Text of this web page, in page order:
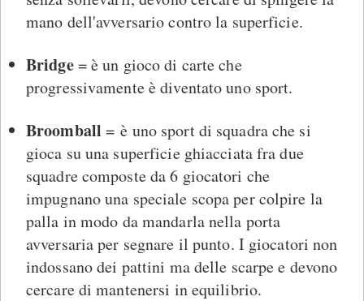
mano dell'avversario contro la superficie.
Bridge= è un gioco di carte che
progressivamente è diventato uno sport.
Broomball = è uno sport di squadra che si
gioca su una superficie ghiacciata fra due
squadre composte da 6 giocatori che
impugnano una speciale scopa per colpire la
palla in modo da mandarla nella porta
avversaria per segnare il punto. I giocatori non
indossano dei pattini ma delle scarpe e devono
cercare di mantenersi in equilibrio.